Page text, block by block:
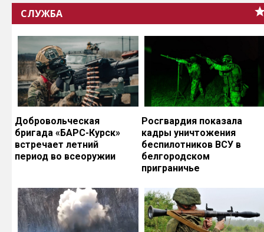
СЛУЖБА
Добровольческая
бригада «БАРС-Курск»
встречает летний
период во всеоружии
Росгвардия показала
кадры уничтожения
беспилотников ВСУ в
белгородском
приграничье